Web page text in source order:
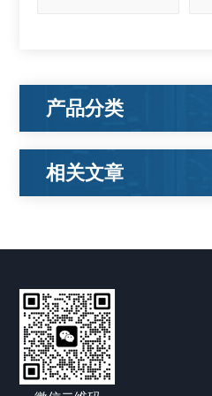
产品分类
相关文章